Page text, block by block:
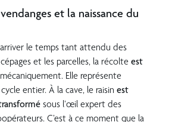
et la naissance du
arriver le temps tant attendu des
et les parcelles, la récolte est
Elle représente
entier. À la cave, le raisin est
sous l’œil expert des
C’est à ce moment que la